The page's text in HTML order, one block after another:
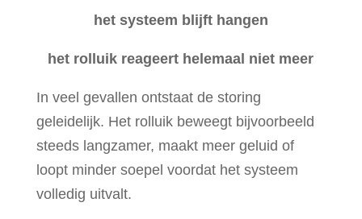
het systeem blijft hangen
het rolluik reageert helemaal niet meer
In veel gevallen ontstaat de storing
geleidelijk. Het rolluik beweegt bijvoorbeeld
steeds langzamer, maakt meer geluid of
loopt minder soepel voordat het systeem
volledig uitvalt.